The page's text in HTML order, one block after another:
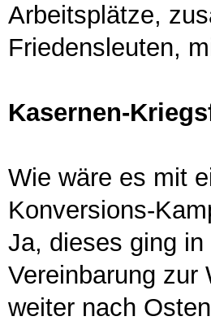
Arbeitsplätze,
Friedensleuten,
Kasernen-
Wie wäre es mit
Konversions-
Ja, dieses ging
Vereinbarung zur
weiter nach